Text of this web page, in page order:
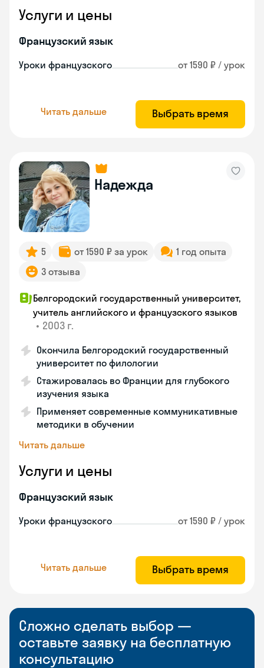
Услуги и цены
Французский язык
Уроки французского от 1590 ₽ / урок
Читать дальше Выбрать время
Надежда
5 от 1590 ₽ за урок
1 год опыта
3 отзыва
Белгородский государственный университет,
учитель английского и французского языков
• 2003 г.
Окончила Белгородский государственный
университет по филологии
Стажировалась во Франции для глубокого
изучения языка
Применяет современные коммуникативные
методики в обучении
Читать дальше
Услуги и цены
Французский язык
Уроки французского от 1590 ₽ / урок
Читать дальше Выбрать время
Сложно сделать выбор —
оставьте заявку на бесплатную
консультацию